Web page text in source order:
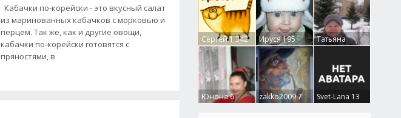
Кабачки по-корейски - это вкусный салат
из маринованных кабачков с морковью и
перцем. Так же, как и другие овощи,
кабачки по-корейски готовятся с
пряностями, в
Сергей1 342 Ируся195
Татьяна
Крючкова0
Юнона6 zakko20097 Svet-Lana 13